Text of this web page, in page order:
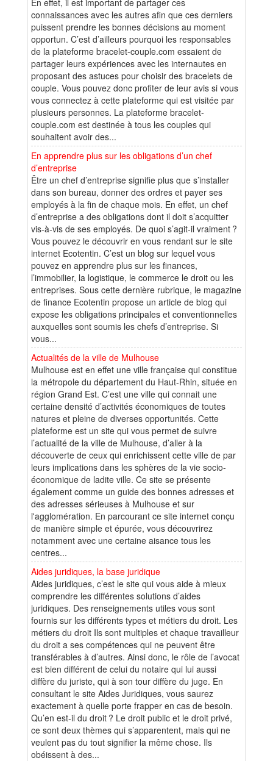
connaissances avec les autres afin que ces derniers
puissent prendre les bonnes décisions au moment
opportun. C’est d’ailleurs pourquoi les responsables
de la plateforme bracelet-couple.com essaient de
partager leurs expériences avec les internautes en
proposant des astuces pour choisir des bracelets de
couple. Vous pouvez donc profiter de leur avis si vous
vous connectez à cette plateforme qui est visitée par
plusieurs personnes. La plateforme bracelet-
couple.com est destinée à tous les couples qui
souhaitent avoir des...
En apprendre plus sur les obligations d’un chef
d’entreprise
Être un chef d’entreprise signifie plus que s’installer
dans son bureau, donner des ordres et payer ses
employés à la fin de chaque mois. En effet, un chef
d’entreprise a des obligations dont il doit s’acquitter
vis-à-vis de ses employés. De quoi s’agit-il vraiment ?
Vous pouvez le découvrir en vous rendant sur le site
internet Ecotentin. C’est un blog sur lequel vous
pouvez en apprendre plus sur les finances,
l’immobilier, la logistique, le commerce le droit ou les
entreprises. Sous cette dernière rubrique, le magazine
de finance Ecotentin propose un article de blog qui
expose les obligations principales et conventionnelles
auxquelles sont soumis les chefs d’entreprise. Si
vous...
Actualités de la ville de Mulhouse
Mulhouse est en effet une ville française qui constitue
la métropole du département du Haut-Rhin, située en
région Grand Est. C’est une ville qui connait une
certaine densité d’activités économiques de toutes
natures et pleine de diverses opportunités. Cette
plateforme est un site qui vous permet de suivre
l’actualité de la ville de Mulhouse, d’aller à la
découverte de ceux qui enrichissent cette ville de par
leurs implications dans les sphères de la vie socio-
économique de ladite ville. Ce site se présente
également comme un guide des bonnes adresses et
des adresses sérieuses à Mulhouse et sur
l'agglomération. En parcourant ce site internet conçu
de manière simple et épurée, vous découvrirez
notamment avec une certaine aisance tous les
centres...
Aides juridiques, la base juridique
Aides juridiques, c’est le site qui vous aide à mieux
comprendre les différentes solutions d’aides
juridiques. Des renseignements utiles vous sont
fournis sur les différents types et métiers du droit. Les
métiers du droit Ils sont multiples et chaque travailleur
du droit a ses compétences qui ne peuvent être
transférables à d’autres. Ainsi donc, le rôle de l’avocat
est bien différent de celui du notaire qui lui aussi
diffère du juriste, qui à son tour diffère du juge. En
consultant le site Aides Juridiques, vous saurez
exactement à quelle porte frapper en cas de besoin.
Qu’en est-il du droit ? Le droit public et le droit privé,
ce sont deux thèmes qui s’apparentent, mais qui ne
veulent pas du tout signifier la même chose. Ils
obéissent à des...